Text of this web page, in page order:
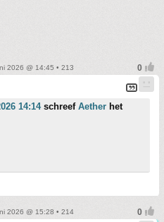
2026 @ 14:45 • 213
14:14schreef Aether het
2026 @ 15:28 • 214